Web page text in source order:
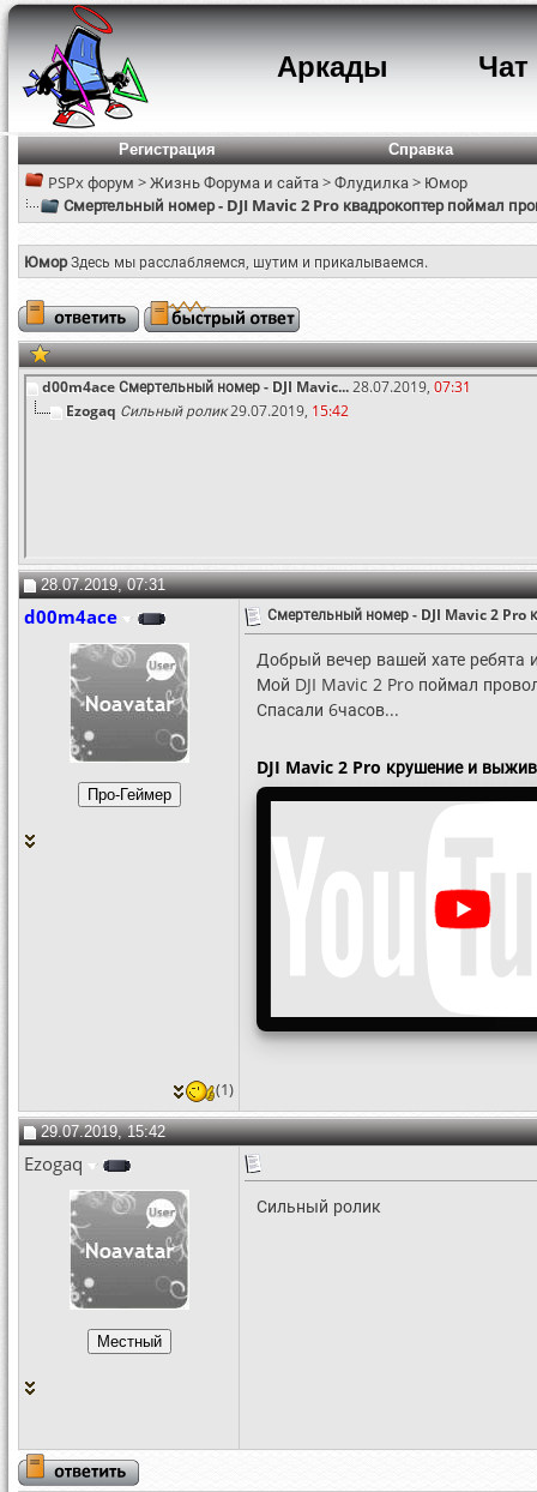
Аркады Чат
Регистрация Справка
PSPx форум >Жизнь Форума и сайта>Флудилка> Юмор
Смертельный номер - DJI Mavic 2 Pro квадрокоптер поймал
ЮморЗдесь мы расслабляемся, шутим и прикалываемся.
d00m4aceСмертельный номер - DJI Mavic...28.07.2019, 07:31
Ezogaq Сильный ролик29.07.2019, 15:42
28.07.2019, 07:31
d00m4ace Смертельный номер - DJI Mavic 2 Pro
Добрый вечер вашей хате ребята
Мой DJI Mavic 2 Pro поймал
Спасали 6часов...
DJI Mavic 2 Pro крушение и
(1)
29.07.2019, 15:42
Ezogaq
Сильный ролик